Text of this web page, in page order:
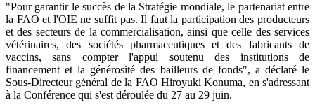
"Pour garantir le succès de la Stratégie mondiale, le partenariat entre
la FAO et l'OIE ne suffit pas. Il faut la participation des producteurs
et des secteurs de la commercialisation, ainsi que celle des services
vétérinaires, des sociétés pharmaceutiques et des fabricants de
vaccins, sans compter l'appui soutenu des institutions de
financement et la générosité des bailleurs de fonds", a déclaré le
Sous-Directeur général de la FAO Hiroyuki Konuma, en s'adressant
à la Conférence qui s'est déroulée du 27 au 29 juin.